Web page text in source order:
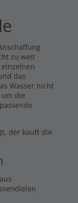
zu weit
das
Wasser nicht
die
der kauft die